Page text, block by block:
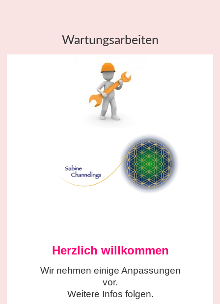
Wartungsarbeiten
Herzlich willkommen
Wir nehmen einige Anpassungen
vor.
Weitere Infos folgen.